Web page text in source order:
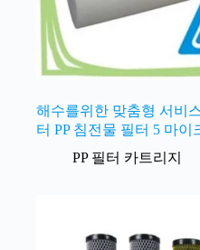
해수를위한 맞춤형 서비
터 PP 침전물 필터 5 마이
PP 필터 카트리지